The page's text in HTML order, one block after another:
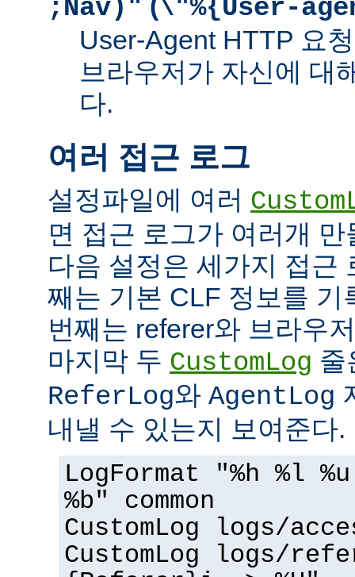
;Nav)"
\"%{User-
User-Agent HTTP 요
브라우저가 자신에 대
다.
여러 접근 로그
설정파일에 여러
면 접근 로그가 여러개
다음 설정은 세가지 접근
째는 기본 CLF 정보를 기
번째는 referer와 브라우
마지막 두 CustomLog 줄
ReferLog와 AgentLog
내낼 수 있는지 보여준다.
LogFormat "%h %l
%b" common
CustomLog logs/
CustomLog logs/